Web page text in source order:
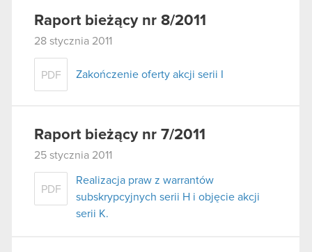
Raport bieżący nr 8/2011
28 stycznia 2011
PDF Zakończenie oferty akcji serii I
Raport bieżący nr 7/2011
25 stycznia 2011
PDF
Realizacja praw z warrantów
subskrypcyjnych serii H i objęcie akcji
serii K.